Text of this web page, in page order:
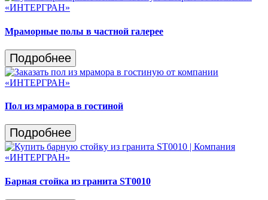
Мраморные полы в частной галерее
Подробнее
Пол из мрамора в гостиной
Подробнее
Барная стойка из гранита ST0010